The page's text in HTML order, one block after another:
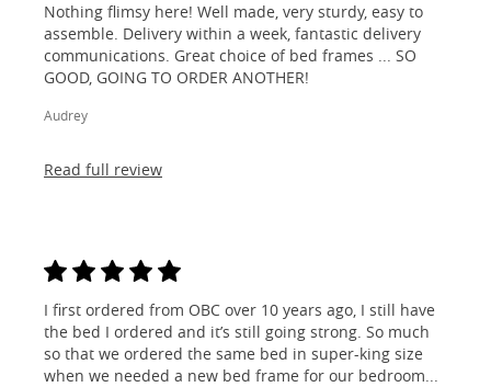
Nothing flimsy here! Well made, very sturdy, easy to
assemble. Delivery within a week, fantastic delivery
communications. Great choice of bed frames ... SO
GOOD, GOING TO ORDER ANOTHER!
Audrey
Read full review
I first ordered from OBC over 10 years ago, I still have
the bed I ordered and it’s still going strong. So much
so that we ordered the same bed in super-king size
when we needed a new bed frame for our bedroom...